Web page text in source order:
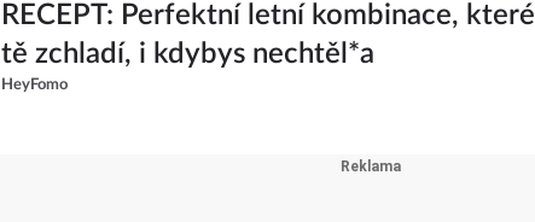
RECEPT: Perfektní letní kombinace, které
tě zchladí, i kdybys nechtěl*a
HeyFomo